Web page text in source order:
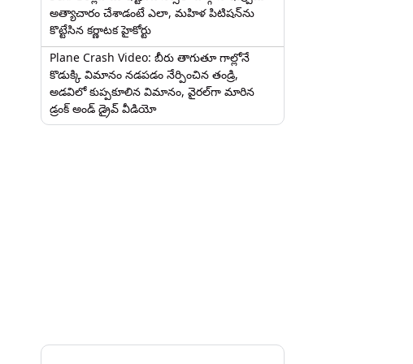
అత్యాచారం చేశాడంటే ఎలా, మహిళ పిటిషన్‌ను
కొట్టేసిన కర్ణాటక హైకోర్టు
Plane Crash Video: బీరు తాగుతూ గాల్లోనే
కొడుక్కి విమానం నడపడం నేర్పించిన తండ్రి,
అడవిలో కుప్పకూలిన విమానం, వైరల్‌గా మారిన
డ్రంక్‌ అండ్ డ్రైవ్ వీడియో